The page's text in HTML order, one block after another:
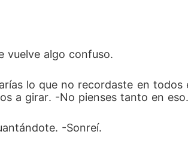
vuelve algo confuso.
lo que no recordaste en todos
a girar. -No pienses tanto en eso.
-Sonreí.